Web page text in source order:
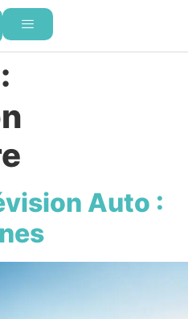
Auto :